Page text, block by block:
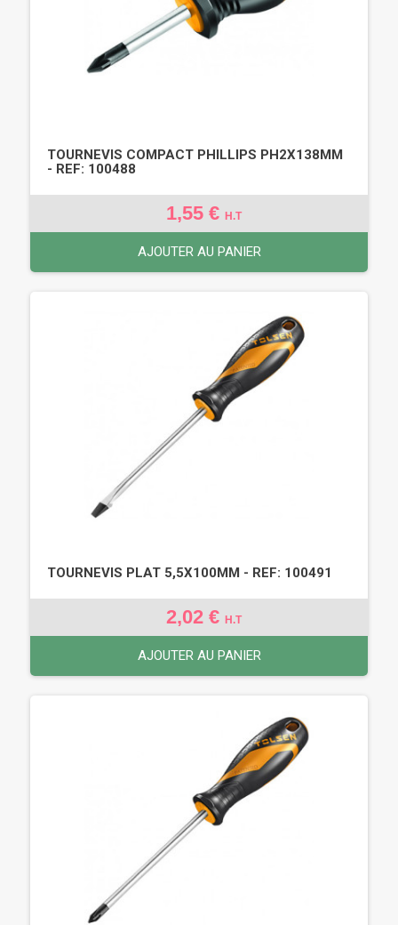
TOURNEVIS COMPACT PHILLIPS PH2X138MM
- REF: 100488
1,55 € H.T
AJOUTER AU PANIER
TOURNEVIS PLAT 5,5X100MM - REF: 100491
2,02 € H.T
AJOUTER AU PANIER